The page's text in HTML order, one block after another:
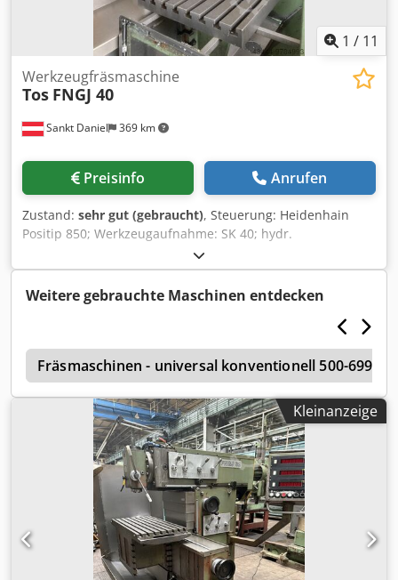
1 / 11
Sankt Daniel 369 km
Werkzeugfräsmaschine
Tos FNGJ 40
Preisinfo Anrufen
Zustand: sehr gut (gebraucht), Steuerung: Heidenhain
Positip 850; Werkzeugaufnahme: SK 40; hydr.
Werkzeugklemmung; Pinolenhub: 100 mm; Tisch: 800x480
mm; Verfahrwege: x-600 mm, y-400 mm, z-400 mm;
Eilgänge; Vorschübe: 63-800 mm/min (18 Stufen);
Drehzahlen: 63-3150 U/min (18 Stufen); Zubehör:
Spannzangen, Stosskopf Dcsdpfslkgvbox Acyjk
Weitere gebrauchte Maschinen entdecken
Fräsmaschinen - universal konventionell 500-
Kleinanzeige